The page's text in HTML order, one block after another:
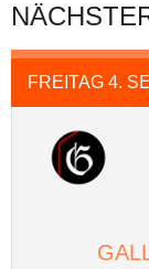
FREITAG 4.